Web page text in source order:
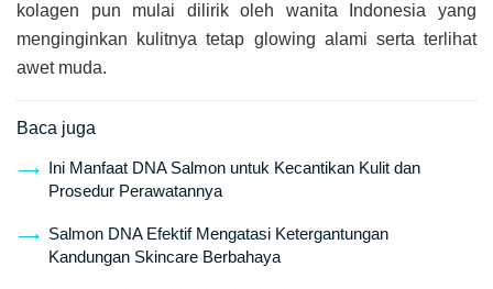
kolagen pun mulai dilirik oleh wanita Indonesia yang
menginginkan kulitnya tetap glowing alami serta terlihat
awet muda.
Baca juga
Ini Manfaat DNA Salmon untuk Kecantikan Kulit dan
Prosedur Perawatannya
Salmon DNA Efektif Mengatasi Ketergantungan
Kandungan Skincare Berbahaya